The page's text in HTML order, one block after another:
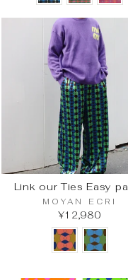
Link our Ties Easy
MOYAN ECRI
¥12,980